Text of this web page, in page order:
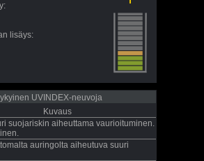
lisäys:
UVINDEX-neuvoja
Kuvaus
suojariskin aiheuttama vaurioituminen.
auringolta aiheutuva suuri